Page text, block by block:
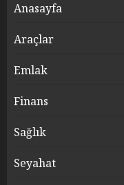
Anasayfa
Araçlar
Emlak
Finans
Sağlık
Seyahat